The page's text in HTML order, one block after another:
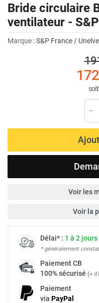
Bride circulaire
ventilateur - S&P
Marque :S&P France /
Voir les
Voir la
Délai* : 1 à 2
* généralement
PaiementCB
100% sécurisé (+
Paiement
via PayPal